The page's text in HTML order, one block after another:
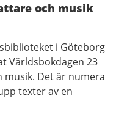
och musik
i Göteborg
Världsbokdagen 23
Det är numera
texter av en